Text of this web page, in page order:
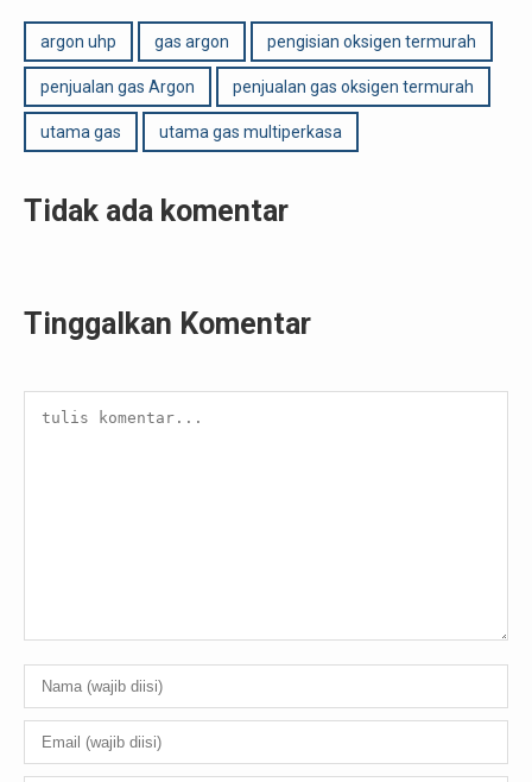
argon uhp gas argon pengisian oksigen termurah
penjualan gas Argon penjualan gas oksigen termurah
utama gas utama gas multiperkasa
Tidak ada komentar
Tinggalkan Komentar